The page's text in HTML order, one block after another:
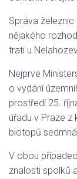
Správa
nějakého
trati u
Nejprve
o vydání
prostředí 25.
úřadu v Praze
biotopů
V obou
znalosti spolků